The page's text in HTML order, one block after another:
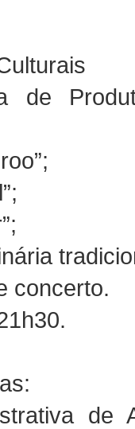
de
concerto.
de